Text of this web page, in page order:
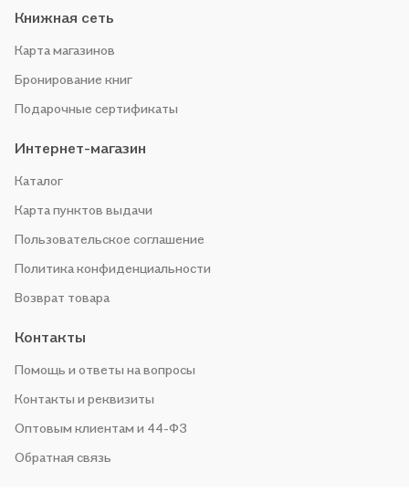
Книжная сеть
Карта магазинов
Бронирование книг
Подарочные сертификаты
Интернет-магазин
Каталог
Карта пунктов выдачи
Пользовательское соглашение
Политика конфиденциальности
Возврат товара
Контакты
Помощь и ответы на вопросы
Контакты и реквизиты
Оптовым клиентам и 44-ФЗ
Обратная связь